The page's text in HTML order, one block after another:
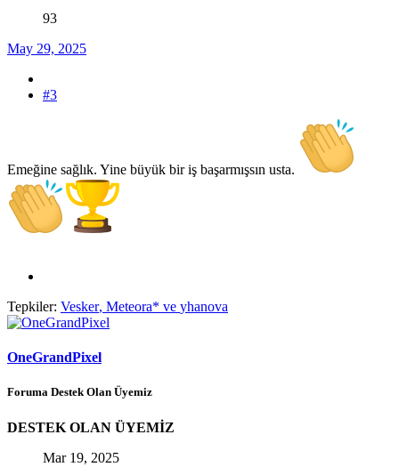
93
May 29, 2025
#3
Emeğine sağlık. Yine büyük bir iş başarmışsın usta.
Tepkiler: Vesker, Meteora* ve yhanova
OneGrandPixel
Foruma Destek Olan Üyemiz
DESTEK OLAN ÜYEMİZ
Mar 19, 2025